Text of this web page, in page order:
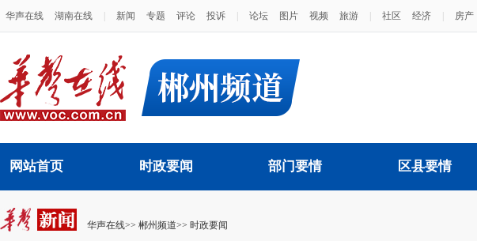
华声在线 湖南在线 新闻 专题 评论 投诉 论坛 图片 视频 旅游 社区 经济 房产
网站首页 时政要闻 部门要情 区县要情
华声在线>> 郴州频道>> 时政要闻